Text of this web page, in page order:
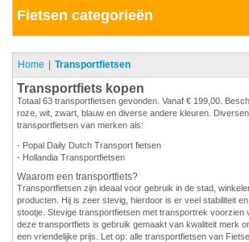
Fietsen categorieën
Home Transportfietsen
Transportfiets kopen
Totaal 63 transportfietsen gevonden. Vanaf € 199,00.
roze, wit, zwart, blauw en diverse andere kleuren.
transportfietsen van merken als:
- Popal Daily Dutch Transport fietsen
- Hollandia Transportfietsen
Waarom een transportfiets?
Transportfietsen zijn ideaal voor gebruik in de stad,
producten. Hij is zeer stevig, hierdoor is er veel stabiliteit
stootje. Stevige transportfietsen met transportrek voorzien
deze transportfiets is gebruik gemaakt van kwaliteit merk
een vriendelijke prijs. Let op: alle transportfietsen van